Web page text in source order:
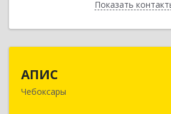
ПоказатьНазад
АПИС
Чебоксары428001, Чувашская